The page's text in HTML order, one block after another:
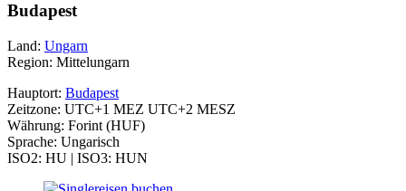
Budapest
Land: Ungarn
Region: Mittelungarn
Hauptort: Budapest
Zeitzone: UTC+1 MEZ UTC+2 MESZ
Währung: Forint (HUF)
Sprache: Ungarisch
ISO2: HU | ISO3: HUN